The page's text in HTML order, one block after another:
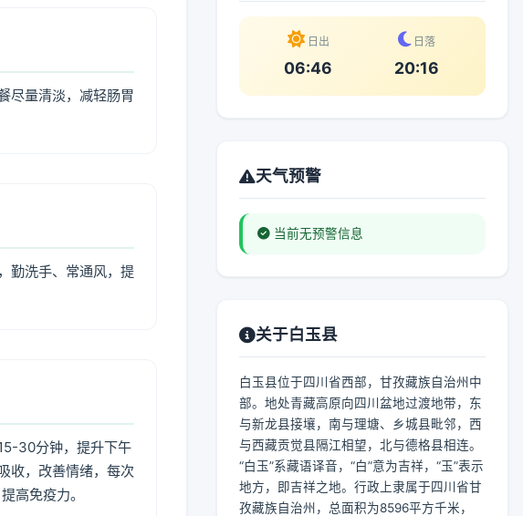
尽量清淡，减轻肠胃
勤洗手、常通风，提
30分钟，提升下午
收，改善情绪，每次
高免疫力。
日出
06:46
日落
20:16
天气预警
当前无预警信息
关于白玉县
白玉县位于四川省西部，甘孜藏族自治州中
部。地处青藏高原向四川盆地过渡地带，东
与新龙县接壤，南与理塘、乡城县毗邻，西
与西藏贡觉县隔江相望，北与德格县相连。
“白玉”系藏语译音，“白”意为吉祥，“玉”表示
地方，即吉祥之地。行政上隶属于四川省甘
孜藏族自治州，总面积为8596平方千米，